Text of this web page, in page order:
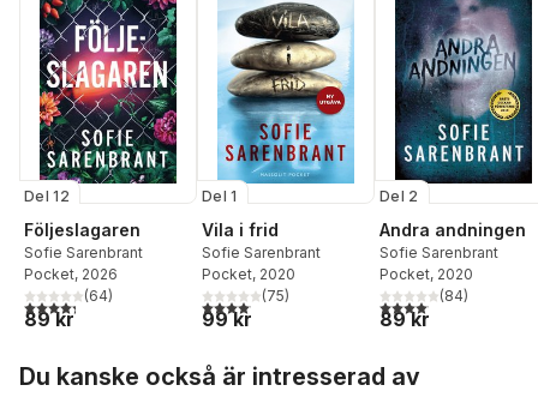
Del 12
Följeslagaren
Sofie Sarenbrant
Pocket, 2026
4,3utav 5 stjärnor. Totalt antal röster:
(64)
89 kr
Del 1
Vila i frid
Sofie Sarenbrant
Pocket, 2020
4,1utav 5 stjärnor. Totalt antal röster:
(75)
99 kr
Del 2
Andra andningen
Sofie Sarenbrant
Pocket, 2020
4,1utav 5 stjärnor.
(84)
89 kr
Du kanske också är intresserad av